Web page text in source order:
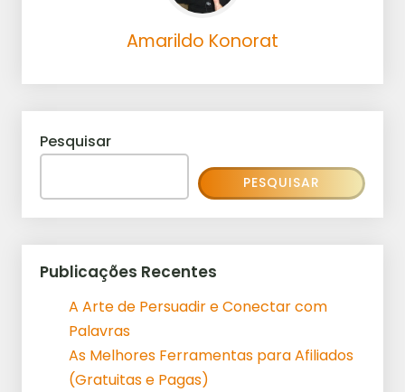
Amarildo Konorat
Pesquisar
PESQUISAR
Publicações Recentes
A Arte de Persuadir e Conectar com
Palavras
As Melhores Ferramentas para Afiliados
(Gratuitas e Pagas)